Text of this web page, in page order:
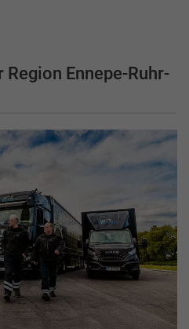
Region Ennepe-Ruhr-